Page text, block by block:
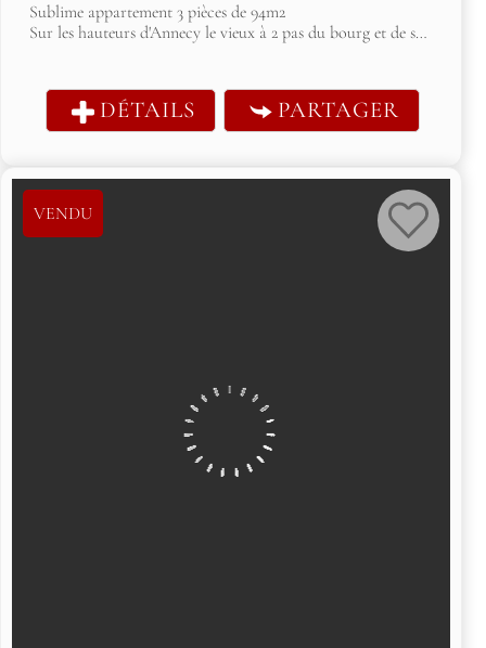
Sublime appartement 3 pièces de 94m2
Sur les hauteurs d'Annecy le vieux à 2 pas du bourg et de ses commerces, dans un petit lotissement livrée en 2020, cet appartement de 94 m2 en rez de...
DÉTAILS PARTAGER
VENDU